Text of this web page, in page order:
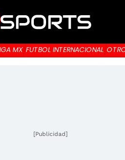
MX FUTBOL INTERNACIONAL
[Publicidad]